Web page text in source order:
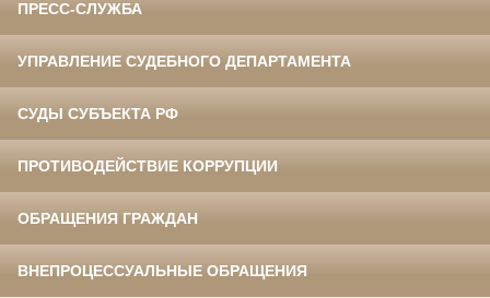
ПРЕСС-СЛУЖБА
УПРАВЛЕНИЕ СУДЕБНОГО ДЕПАРТАМЕНТА
СУДЫ СУБЪЕКТА РФ
ПРОТИВОДЕЙСТВИЕ КОРРУПЦИИ
ОБРАЩЕНИЯ ГРАЖДАН
ВНЕПРОЦЕССУАЛЬНЫЕ ОБРАЩЕНИЯ